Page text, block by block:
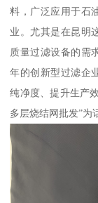
料，广泛应用于石
业。尤其是在昆明
质量过滤设备的需
年的创新型过滤企
纯净度、提升生产
多层烧结网批发”为